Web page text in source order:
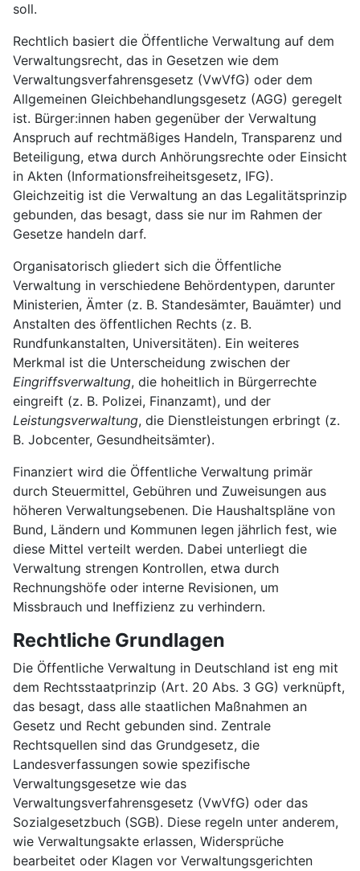
soll.
Rechtlich basiert die Öffentliche Verwaltung auf dem
Verwaltungsrecht, das in Gesetzen wie dem
Verwaltungsverfahrensgesetz (VwVfG) oder dem
Allgemeinen Gleichbehandlungsgesetz (AGG) geregelt
ist. Bürger:innen haben gegenüber der Verwaltung
Anspruch auf rechtmäßiges Handeln, Transparenz und
Beteiligung, etwa durch Anhörungsrechte oder Einsicht
in Akten (Informationsfreiheitsgesetz, IFG).
Gleichzeitig ist die Verwaltung an das Legalitätsprinzip
gebunden, das besagt, dass sie nur im Rahmen der
Gesetze handeln darf.
Organisatorisch gliedert sich die Öffentliche
Verwaltung in verschiedene Behördentypen, darunter
Ministerien, Ämter (z. B. Standesämter, Bauämter) und
Anstalten des öffentlichen Rechts (z. B.
Rundfunkanstalten, Universitäten). Ein weiteres
Merkmal ist die Unterscheidung zwischen der
Eingriffsverwaltung, die hoheitlich in Bürgerrechte
eingreift (z. B. Polizei, Finanzamt), und der
Leistungsverwaltung, die Dienstleistungen erbringt (z.
B. Jobcenter, Gesundheitsämter).
Finanziert wird die Öffentliche Verwaltung primär
durch Steuermittel, Gebühren und Zuweisungen aus
höheren Verwaltungsebenen. Die Haushaltspläne von
Bund, Ländern und Kommunen legen jährlich fest, wie
diese Mittel verteilt werden. Dabei unterliegt die
Verwaltung strengen Kontrollen, etwa durch
Rechnungshöfe oder interne Revisionen, um
Missbrauch und Ineffizienz zu verhindern.
Rechtliche Grundlagen
Die Öffentliche Verwaltung in Deutschland ist eng mit
dem Rechtsstaatprinzip (Art. 20 Abs. 3 GG) verknüpft,
das besagt, dass alle staatlichen Maßnahmen an
Gesetz und Recht gebunden sind. Zentrale
Rechtsquellen sind das Grundgesetz, die
Landesverfassungen sowie spezifische
Verwaltungsgesetze wie das
Verwaltungsverfahrensgesetz (VwVfG) oder das
Sozialgesetzbuch (SGB). Diese regeln unter anderem,
wie Verwaltungsakte erlassen, Widersprüche
bearbeitet oder Klagen vor Verwaltungsgerichten